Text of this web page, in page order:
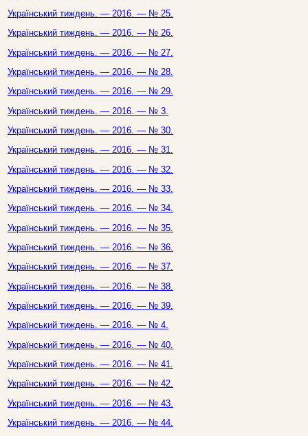
Український тиждень. — 2016. — № 25.
Український тиждень. — 2016. — № 26.
Український тиждень. — 2016. — № 27.
Український тиждень. — 2016. — № 28.
Український тиждень. — 2016. — № 29.
Український тиждень. — 2016. — № 3.
Український тиждень. — 2016. — № 30.
Український тиждень. — 2016. — № 31.
Український тиждень. — 2016. — № 32.
Український тиждень. — 2016. — № 33.
Український тиждень. — 2016. — № 34.
Український тиждень. — 2016. — № 35.
Український тиждень. — 2016. — № 36.
Український тиждень. — 2016. — № 37.
Український тиждень. — 2016. — № 38.
Український тиждень. — 2016. — № 39.
Український тиждень. — 2016. — № 4.
Український тиждень. — 2016. — № 40.
Український тиждень. — 2016. — № 41.
Український тиждень. — 2016. — № 42.
Український тиждень. — 2016. — № 43.
Український тиждень. — 2016. — № 44.